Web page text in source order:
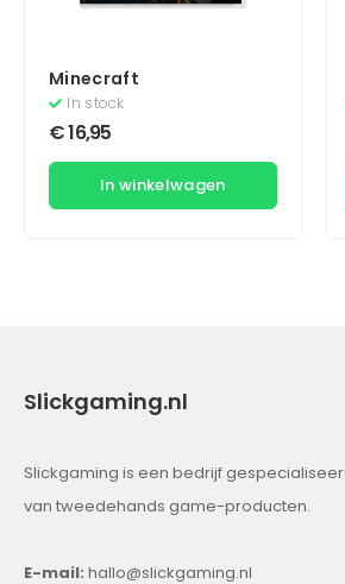
Minecraft
In stock
€16,95
In winkelwagen
Slickgaming.nl
Slickgaming is een bedrijf
van tweedehands game-producten.
E-mail: hallo@slickgaming.nl